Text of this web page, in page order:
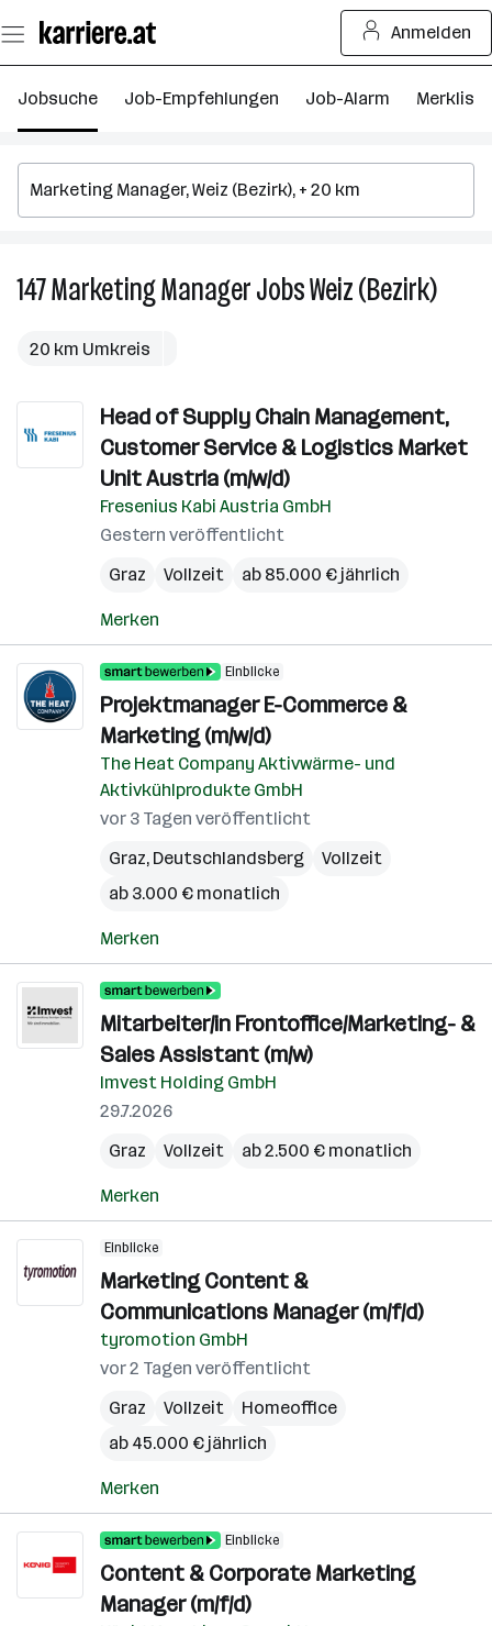
Seiteninhalt
springen
Anmelden
Jobsuche Job-Empfehlungen Job-Alarm Merkliste
147Marketing ManagerJobsWeiz (Bezirk)147
Weiz
20 km Umkreis
Head of Supply Chain Management,
Customer Service & Logistics Market
Unit Austria (m/w/d)
Fresenius Kabi Austria GmbH
Gestern veröffentlicht
Graz
Vollzeit ab 85.000 € jährlich
Merken
Einblicke
Projektmanager E-Commerce &
Marketing (m/w/d)
The Heat Company Aktivwärme- und
Aktivkühlprodukte GmbH
vor 3 Tagen veröffentlicht
Graz, Deutschlandsberg
Vollzeit
ab 3.000 € monatlich
Merken
Mitarbeiter/in Frontoffice/Marketing- &
Sales Assistant (m/w)
Imvest Holding GmbH
29.7.2026
Graz
Vollzeit ab 2.500 € monatlich
Merken
Einblicke
Marketing Content &
Communications Manager (m/f/d)
tyromotion GmbH
vor 2 Tagen veröffentlicht
Graz
Vollzeit
Homeoffice
ab 45.000 € jährlich
Merken
Einblicke
Content & Corporate Marketing
Manager (m/f/d)